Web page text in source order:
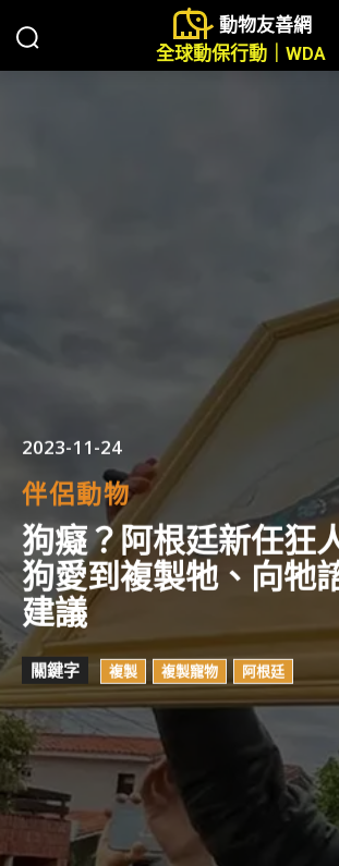
動物友善網
全球動保行動｜WDA
2023-11-24
伴侶動物
狗癡？阿根廷新任狂
狗愛到複製牠、向牠
建議
關鍵字 複製 複製寵物 阿根廷